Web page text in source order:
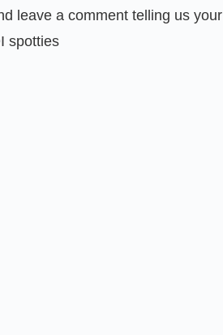
leave a comment telling us your
spotties